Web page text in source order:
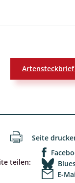
Seite
teilen:
E-